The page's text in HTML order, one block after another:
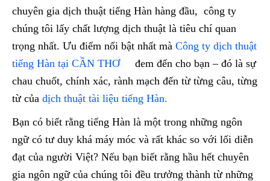
chuyên gia dịch thuật tiếng Hàn hàng đầu, công ty
chúng tôi lấy chất lượng dịch thuật là tiêu chí quan
trọng nhất. Ưu điểm nổi bật nhất mà Công ty dịch thuật
tiếng Hàn tại CẦN THƠ
đem đến cho bạn – đó là sự
chau chuốt, chính xác, rành mạch đến từ từng câu, từng
từ của dịch thuật tài liệu tiếng Hàn.
Bạn có biết rằng tiếng Hàn là một trong những ngôn
ngữ có tư duy khá máy móc và rất khác so với lối diễn
đạt của người Việt? Nếu bạn biết rằng hầu hết chuyên
gia ngôn ngữ của chúng tôi đều trưởng thành từ những